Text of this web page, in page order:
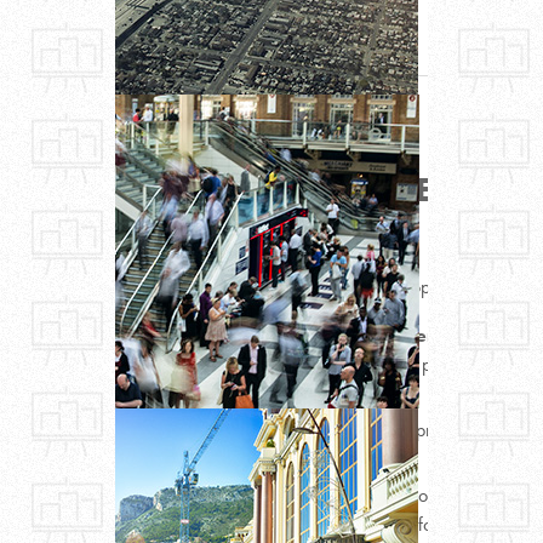
et autres activités économiques.
NOTRE EXPERTISE
Ce qu’AID Programmation vous propose
Uneprogrammation commerciale et
détaillée, le nombre, la surface plancher, la
caractéristiques,
unplan de merchandising
proposant une
structurante pour la polarité,
Une grille de loyerscorrespondant aux
enseignes à porter un taux d’effort,